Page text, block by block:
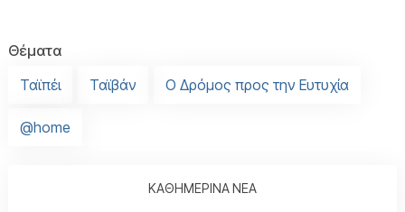
Θέματα
Ταϊπέι
Ταϊβάν Ο Δρόμος προς την Ευτυχία
@home
ΚΑΘΗΜΕΡΙΝΑ ΝΕΑ